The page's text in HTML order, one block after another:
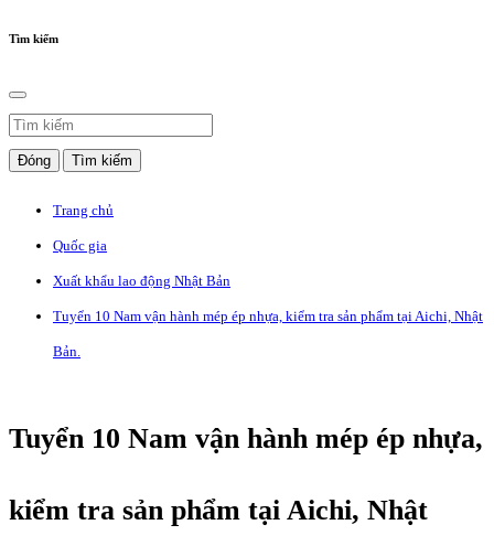
Tìm kiếm
Đóng Tìm kiếm
Trang chủ
Quốc gia
Xuất khẩu lao động Nhật Bản
Tuyển 10 Nam vận hành mép ép nhựa, kiểm tra sản phẩm tại Aichi, Nhật
Bản.
Tuyển 10 Nam vận hành mép ép nhựa,
kiểm tra sản phẩm tại Aichi, Nhật